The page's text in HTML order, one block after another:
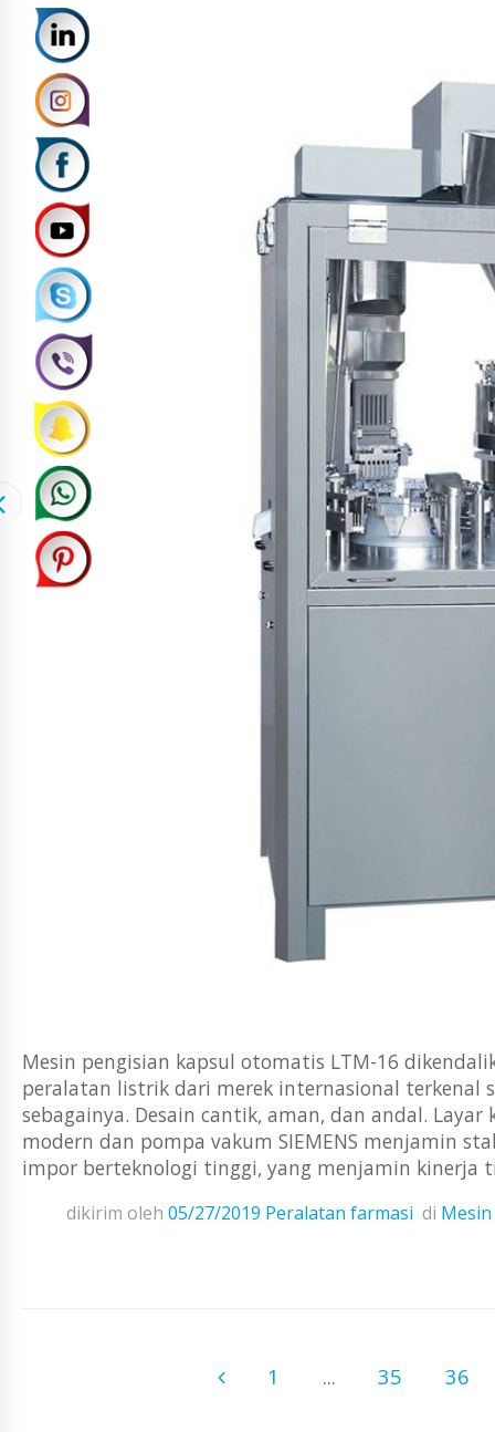
Mesin pengisian kapsul otomatis LTM-16
peralatan listrik dari merek internasional terkenal
sebagainya. Desain cantik, aman, dan andal.
modern dan pompa vakum SIEMENS menjamin
impor berteknologi tinggi, yang menjamin kinerja
dikirim oleh 05/27/2019 Peralatan farmasi di
1 ... 35 36